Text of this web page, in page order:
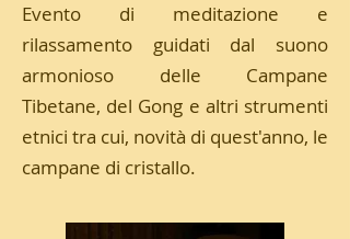
Evento di meditazione e
rilassamento guidati dal suono
armonioso delle Campane
Tibetane, del Gong e altri strumenti
etnici tra cui, novità di quest'anno, le
campane di cristallo.